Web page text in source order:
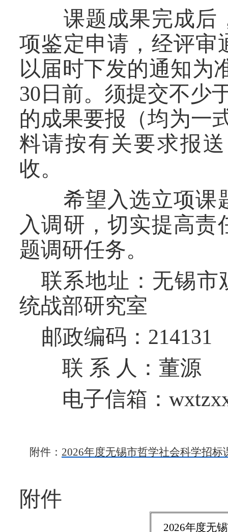
课题成果完成后，
项鉴定申请，经评审
以届时下发的通知为
30 日前。须提交不少
的成果要报 （均为一
料请按有关要求报
收。
希望入选立项课题
入调研，切实提高
题调研任务。
联系地址：无锡市
统战部研究室
邮政编码： 214131
联 系 人： 董源
电子信箱：
附件： 2026年度无锡市哲学社会科学招标
附件
2026年度无